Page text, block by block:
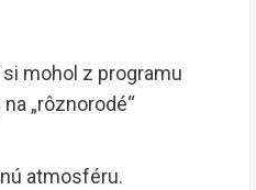
mohol z programu
„rôznorodé“
atmosféru.